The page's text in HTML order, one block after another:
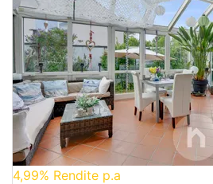
4,99% Rendite p.a